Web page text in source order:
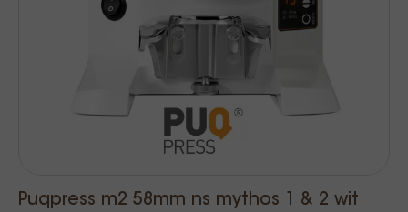
Puqpress m2 58mm ns mythos 1 & 2 wit